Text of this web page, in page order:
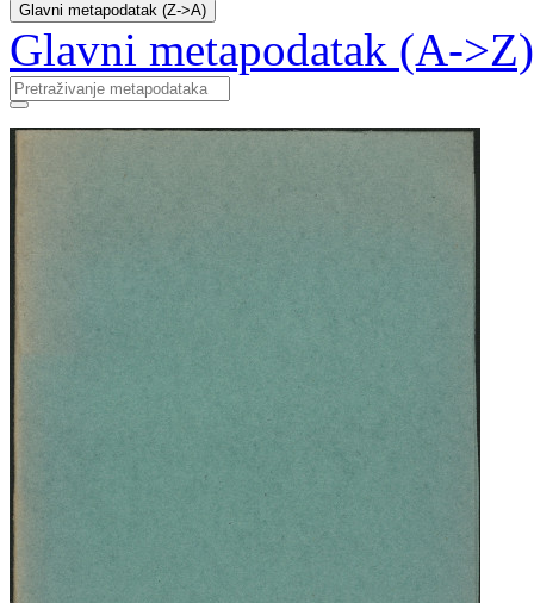
Glavni metapodatak (Z->A)
Glavni metapodatak (A->Z)